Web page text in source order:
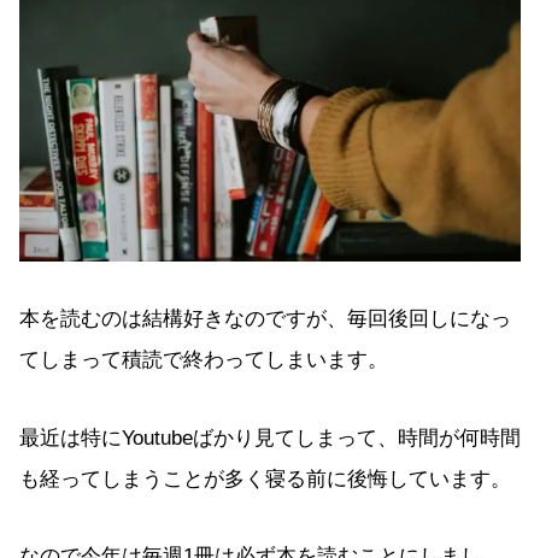
本を読むのは結構好きなのですが、毎回後回しになっ
てしまって積読で終わってしまいます。
最近は特にYoutubeばかり見てしまって、時間が何時間
も経ってしまうことが多く寝る前に後悔しています。